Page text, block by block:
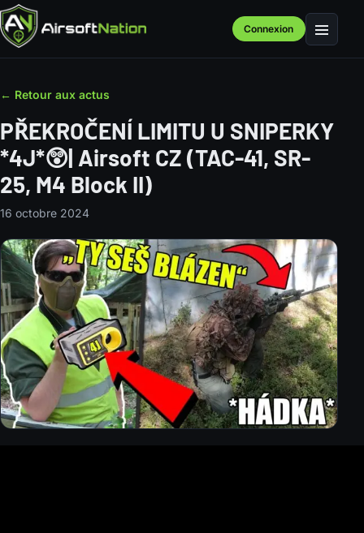
Connexion Menu
← Retour aux actus
PŘEKROČENÍ LIMITU U SNIPERKY
*4J*😲| Airsoft CZ (TAC-41, SR-
25, M4 Block II)
16 octobre 2024